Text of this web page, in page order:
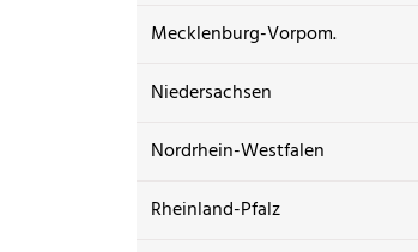
Mecklenburg-Vorpom.
Niedersachsen
Nordrhein-Westfalen
Rheinland-Pfalz